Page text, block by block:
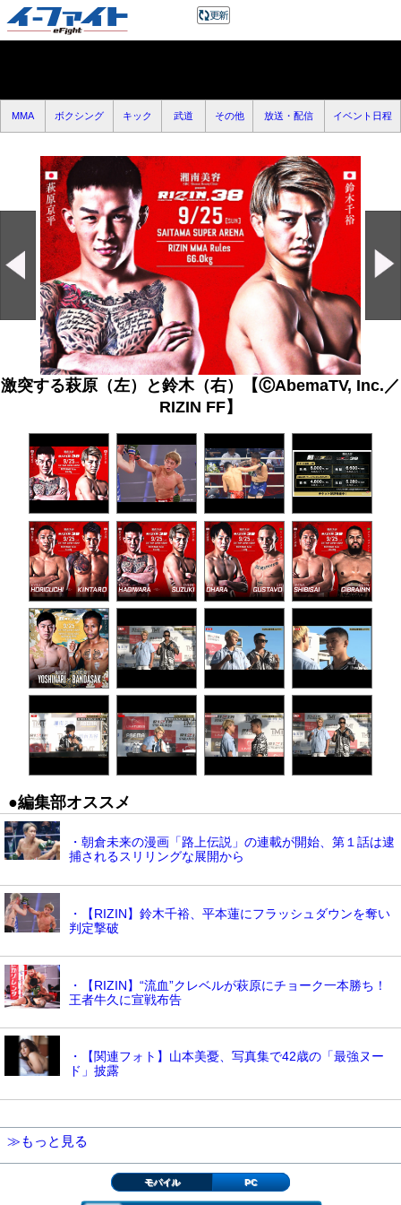
MMA ボクシング キック 武道 その他 放送・配信 イベント日程
激突する萩原（左）と鈴木（右）【ⒸAbemaTV, Inc.／
RIZIN FF】
●編集部オススメ
・朝倉未来の漫画「路上伝説」の連載が開始、第１話は逮
捕されるスリリングな展開から
・【RIZIN】鈴木千裕、平本蓮にフラッシュダウンを奪い
判定撃破
・【RIZIN】“流血”クレベルが萩原にチョーク一本勝ち！
王者牛久に宣戦布告
・【関連フォト】山本美憂、写真集で42歳の「最強ヌー
ド」披露
≫もっと見る
モバイル PC